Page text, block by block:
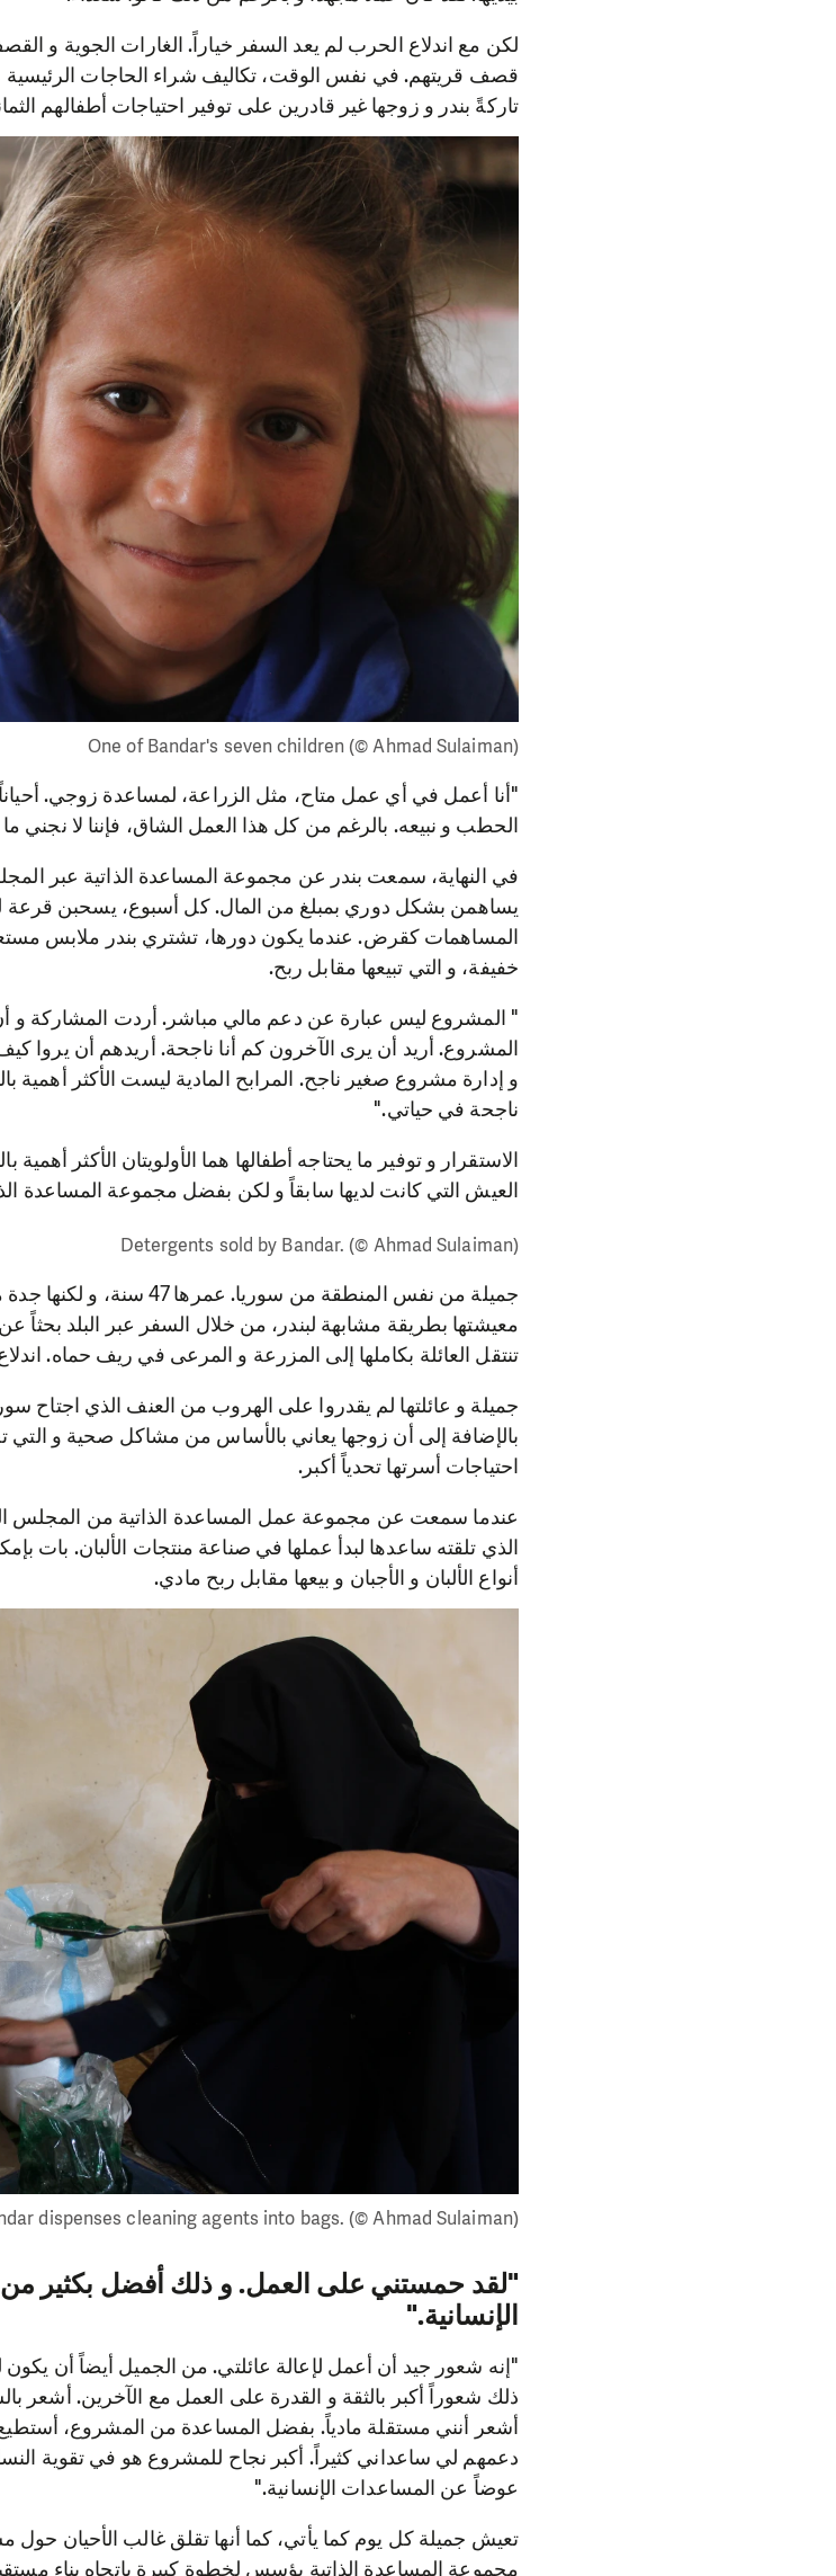
لكن مع اندلاع الحرب لم يعد السفر خياراً. الغارات الجوية و
قصف قريتهم. في نفس الوقت، تكاليف شراء الحاجات الرئيسية
تاركةً بندر و زوجها غير قادرين على توفير احتياجات أطفالهم
One of Bandar's seven children (© Ahmad Sulaiman)
"أنا أعمل في أي عمل متاح، مثل الزراعة، لمساعدة زوجي.
الحطب و نبيعه. بالرغم من كل هذا العمل الشاق، فإننا لا نجني ما
يساهمن بشكل دوري بمبلغ من المال. كل أسبوع، يسحبن
المساهمات كقرض. عندما يكون دورها، تشتري بندر ملابس
خفيفة، و التي تبيعها مقابل ربح.
" المشروع ليس عبارة عن دعم مالي مباشر. أردت المشاركة و
المشروع. أريد أن يرى الآخرون كم أنا ناجحة. أريدهم أن يروا
و إدارة مشروع صغير ناجح. المرابح المادية ليست الأكثر أهمية
ناجحة في حياتي."
الاستقرار و توفير ما يحتاجه أطفالها هما الأولويتان الأكثر
العيش التي كانت لديها سابقاً و لكن بفضل مجموعة المساعدة
Detergents sold by Bandar. (© Ahmad Sulaiman)
جميلة من نفس المنطقة من
معيشتها بطريقة مشابهة لبندر، من خلال السفر عبر البلد
تنتقل العائلة بكاملها إلى المزرعة و المرعى في ريف حماه.
جميلة و عائلتها لم يقدروا على الهروب من العنف الذي اجتاح
بالإضافة إلى أن زوجها يعاني بالأساس من مشاكل صحية و
عندما سمعت عن مجموعة عمل المساعدة الذاتية من
الذي تلقته ساعدها لبدأ عملها في صناعة منتجات الألبان. بات
أنواع الألبان و الأجبان و بيعها مقابل ربح مادي.